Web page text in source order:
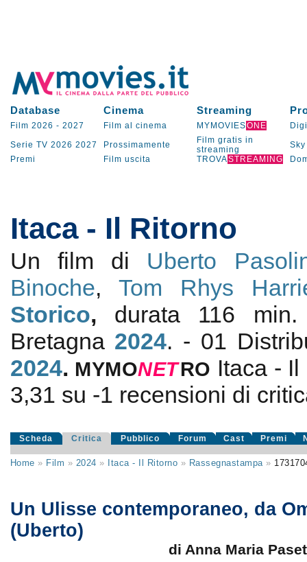
Database Cinema Streaming
Film 2026 - 2027 Film al cinema MYMOVIESONE
Serie TV 2026 2027 Prossimamente
Film gratis in
streaming
Sky
Premi
Film uscita TROVASTREAMING
Itaca - Il Ritorno
Un film di Uberto
Binoche, Tom Rhys
Storico, durata 116
Bretagna 2024. - 01
2024. MYMONETRO Itaca -
3,31 su -1 recensioni di
Scheda Critica Pubblico Forum Cast Premi
Home » Film » 2024 » Itaca - Il Ritorno » Rassegnastampa»
Un Ulisse contemporaneo, da
(Uberto)
di Anna Maria